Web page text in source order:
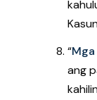
“
ang